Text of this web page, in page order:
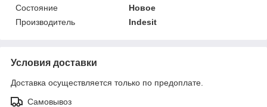
Состояние
Новое
Производитель
Indesit
Условия доставки
Доставка осуществляется только по предоплате.
Самовывоз